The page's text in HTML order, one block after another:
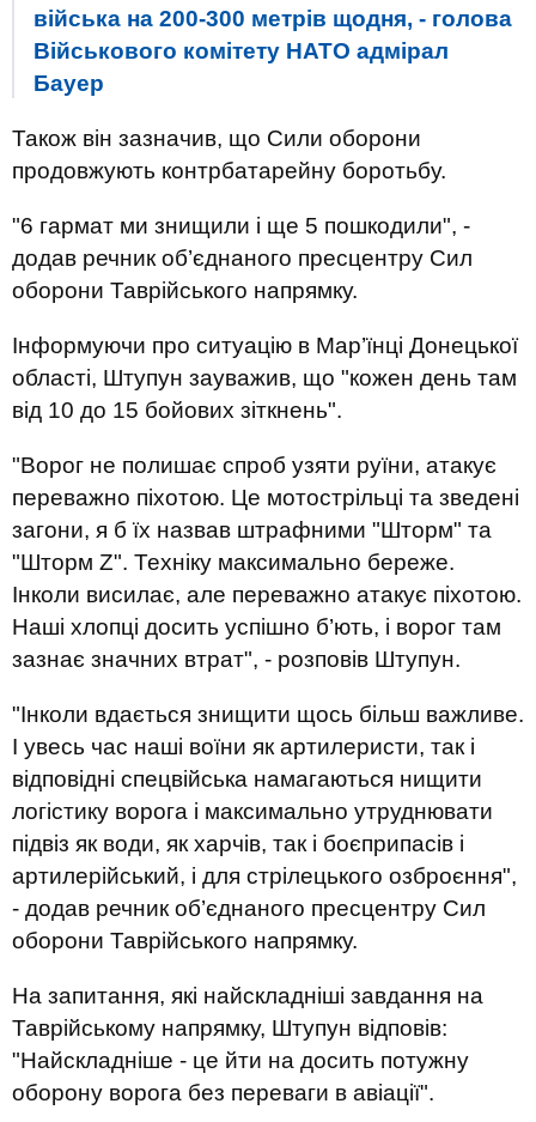
війська на 200-300 метрів щодня, - голова
Військового комітету НАТО адмірал
Бауер
Також він зазначив, що Сили оборони
продовжують контрбатарейну боротьбу.
"6 гармат ми знищили і ще 5 пошкодили", -
додав речник об’єднаного пресцентру Сил
оборони Таврійського напрямку.
Інформуючи про ситуацію в Мар’їнці Донецької
області, Штупун зауважив, що "кожен день там
від 10 до 15 бойових зіткнень".
"Ворог не полишає спроб узяти руїни, атакує
переважно піхотою. Це мотострільці та зведені
загони, я б їх назвав штрафними "Шторм" та
"Шторм Z". Техніку максимально береже.
Інколи висилає, але переважно атакує піхотою.
Наші хлопці досить успішно б’ють, і ворог там
зазнає значних втрат", - розповів Штупун.
"Інколи вдається знищити щось більш важливе.
І увесь час наші воїни як артилеристи, так і
відповідні спецвійська намагаються нищити
логістику ворога і максимально утруднювати
підвіз як води, як харчів, так і боєприпасів і
артилерійський, і для стрілецького озброєння",
- додав речник об’єднаного пресцентру Сил
оборони Таврійського напрямку.
На запитання, які найскладніші завдання на
Таврійському напрямку, Штупун відповів:
"Найскладніше - це йти на досить потужну
оборону ворога без переваги в авіації".